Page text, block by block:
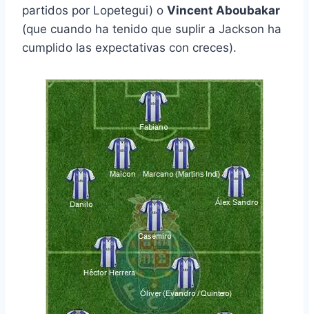
partidos por Lopetegui) o Vincent Aboubakar
(que cuando ha tenido que suplir a Jackson ha
cumplido las expectativas con creces).